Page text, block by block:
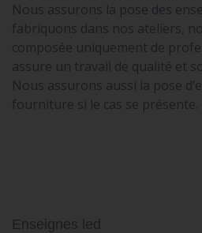
Nous assurons la pose des
fabriquons dans nos ateliers,
composée uniquement de
assure un travail de qualité et
Nous assurons aussi la pose
fourniture si le cas se présente.
Enseignes led